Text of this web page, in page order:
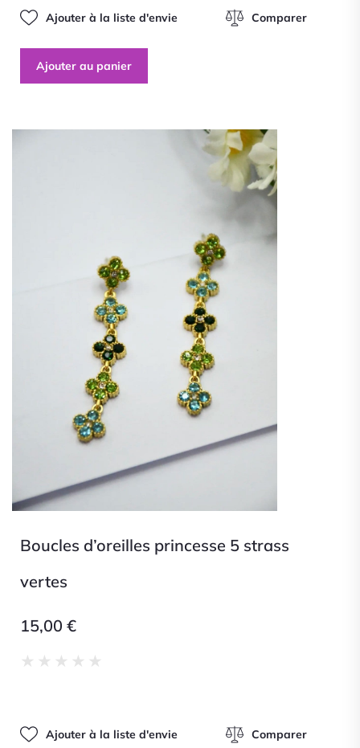
Ajouter à la liste d'envie Comparer
Ajouter au panier
Boucles d’oreilles princesse 5 strass
vertes
15,00 €
★ ★ ★ ★ ★
Ajouter à la liste d'envie Comparer